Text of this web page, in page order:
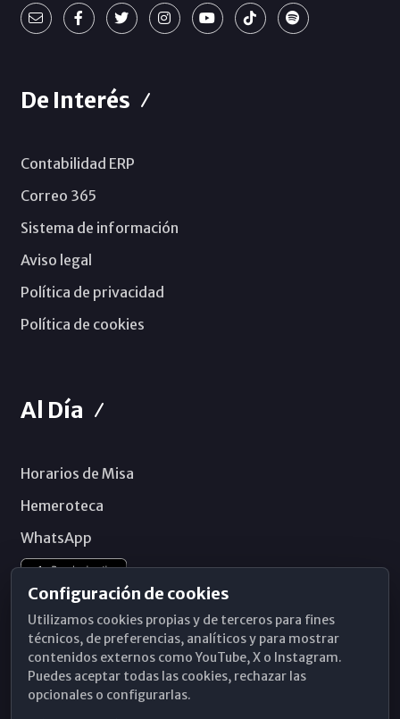
De Interés
Contabilidad ERP
Correo 365
Sistema de información
Aviso legal
Política de privacidad
Política de cookies
Al Día
Horarios de Misa
Hemeroteca
WhatsApp
Configuración de cookies
Utilizamos cookies propias y de terceros para fines
técnicos, de preferencias, analíticos y para mostrar
contenidos externos como YouTube, X o Instagram.
Puedes aceptar todas las cookies, rechazar las
opcionales o configurarlas.